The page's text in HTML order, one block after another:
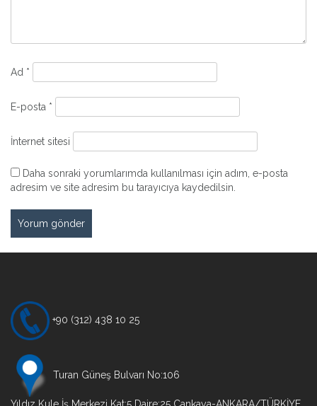
Ad *
E-posta *
İnternet sitesi
Daha sonraki yorumlarımda kullanılması için adım, e-posta
adresim ve site adresim bu tarayıcıya kaydedilsin.
+90 (312) 438 10 25
Turan Güneş Bulvarı No:106
Yıldız Kule İş Merkezi Kat:5 Daire:25 Çankaya-ANKARA/TÜRKİYE